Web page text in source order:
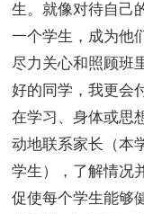
生。就像对待自己
一个学生，成为他
尽力关心和照顾班
好的同学，我更会
在学习、身体或思
动地联系家长（本
学生），了解情况
促使每个学生能够